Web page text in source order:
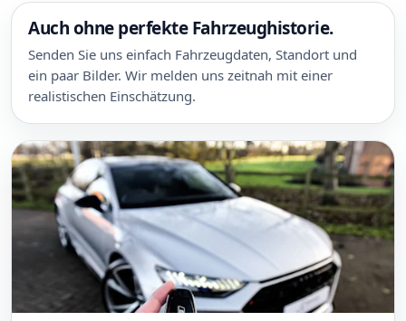
Auch ohne perfekte Fahrzeughistorie.
Senden Sie uns einfach Fahrzeugdaten, Standort und
ein paar Bilder. Wir melden uns zeitnah mit einer
realistischen Einschätzung.